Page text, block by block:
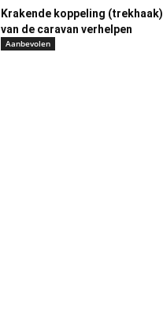
Krakende koppeling (trekhaak)
van de caravan verhelpen
Aanbevolen